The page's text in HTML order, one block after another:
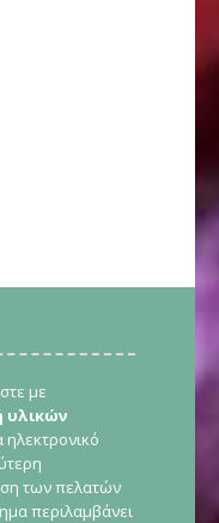
με
υλικών
των πελατών
περιλαμβάνει